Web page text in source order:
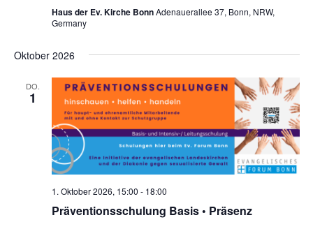
Haus der Ev. Kirche BonnAdenauerallee 37, Bonn, NRW,
Germany
Oktober 2026
DO.
1
Präventionsschulung Basis • Präsenz
1. Oktober 2026, 15:00 - 18:00